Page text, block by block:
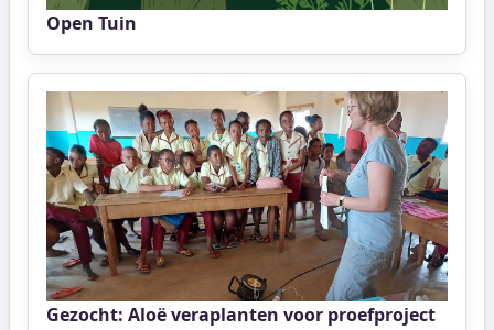
Open Tuin
Gezocht: Aloë veraplanten voor proefproject